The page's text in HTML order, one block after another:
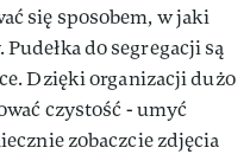
się sposobem, w jaki
do segregacji są
Dzięki organizacji dużo
czystość - umyć
zobaczcie zdjęcia